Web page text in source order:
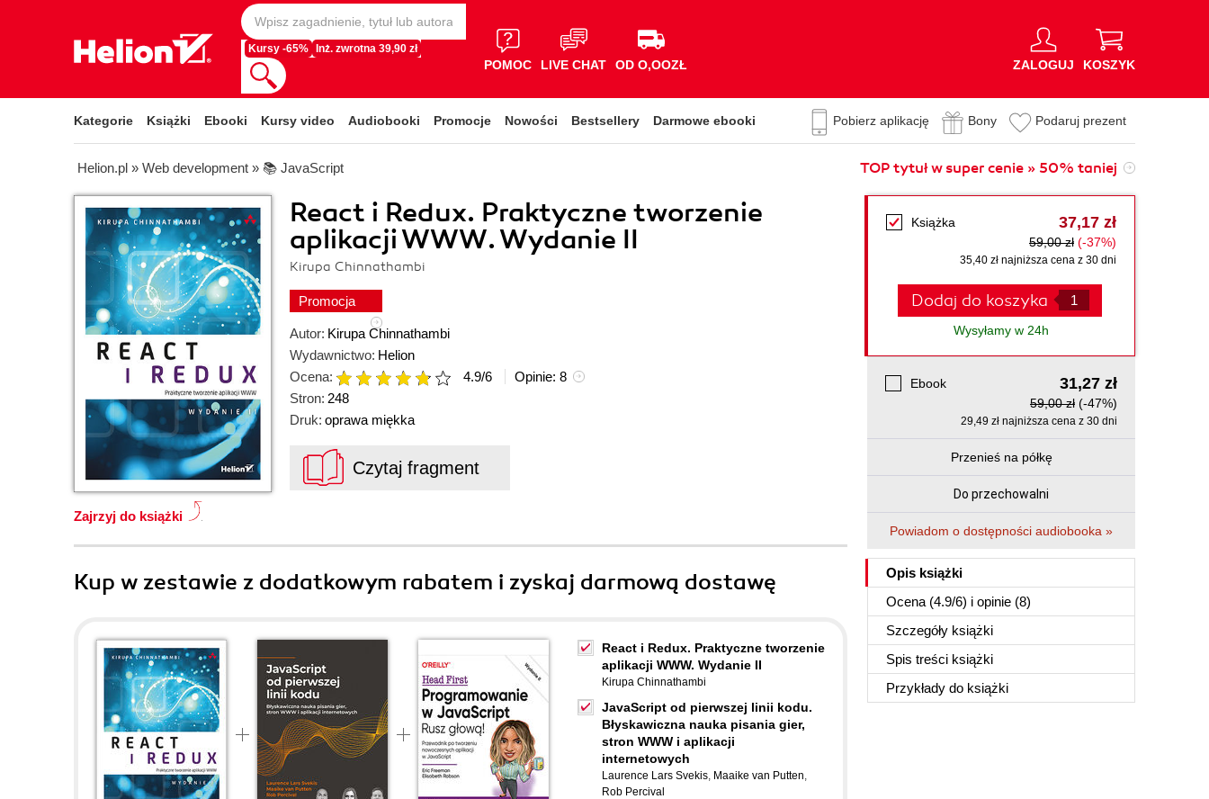
Kursy -65% Inż. zwrotna 39,90 zł
POMOC LIVE CHAT OD O,OOZŁ ZALOGUJ KOSZYK
Kategorie Książki Ebooki Kursy video Audiobooki Promocje Nowości Bestsellery Darmowe ebooki Pobierz aplikację Bony Podaruj prezent
Helion.pl » Web development » 📚 JavaScript TOP tytuł w super cenie » 50% taniej
React i Redux. Praktyczne tworzenie
aplikacji WWW. Wydanie II
Kirupa Chinnathambi
Promocja
Zajrzyj do książki
Autor: Kirupa Chinnathambi
Wydawnictwo: Helion
Ocena:
4.9/6 Opinie: 8
Stron: 248
Druk: oprawa miękka
Czytaj fragment
Książka 37,17 zł
59,00 zł (-37%)
35,40 zł najniższa cena z 30 dni
Dodaj do koszyka
Wysyłamy w 24h
Ebook 31,27 zł
59,00 zł (-47%)
29,49 zł najniższa cena z 30 dni
Przenieś na półkę
Do przechowalni
Powiadom o dostępności audiobooka »
Opis książki
Ocena (4.9/6) i opinie (8)
Szczegóły książki
Spis treści książki
Przykłady do książki
Kup w zestawie z dodatkowym rabatem i zyskaj darmową dostawę
React i Redux. Praktyczne tworzenie
aplikacji WWW. Wydanie II
Kirupa Chinnathambi
JavaScript od pierwszej linii kodu.
Błyskawiczna nauka pisania gier,
stron WWW i aplikacji
internetowych
Laurence Lars Svekis, Maaike van Putten,
Rob Percival